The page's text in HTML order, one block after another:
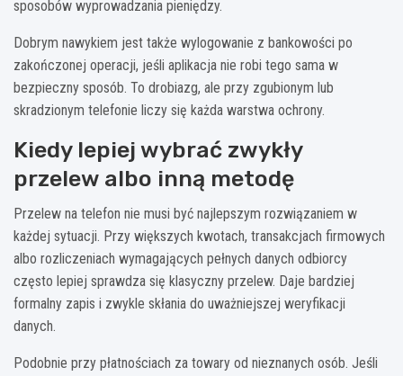
sposobów wyprowadzania pieniędzy.
Dobrym nawykiem jest także wylogowanie z bankowości po
zakończonej operacji, jeśli aplikacja nie robi tego sama w
bezpieczny sposób. To drobiazg, ale przy zgubionym lub
skradzionym telefonie liczy się każda warstwa ochrony.
Kiedy lepiej wybrać zwykły
przelew albo inną metodę
Przelew na telefon nie musi być najlepszym rozwiązaniem w
każdej sytuacji. Przy większych kwotach, transakcjach firmowych
albo rozliczeniach wymagających pełnych danych odbiorcy
często lepiej sprawdza się klasyczny przelew. Daje bardziej
formalny zapis i zwykle skłania do uważniejszej weryfikacji
danych.
Podobnie przy płatnościach za towary od nieznanych osób. Jeśli